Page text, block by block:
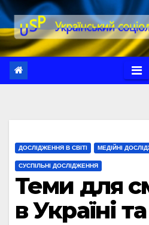
Перейти
до
вмісту
ДОСЛІДЖЕННЯ В СВІТІ МЕДІЙНІ
СУСПІЛЬНІ ДОСЛІДЖЕННЯ
Теми для
в Україні